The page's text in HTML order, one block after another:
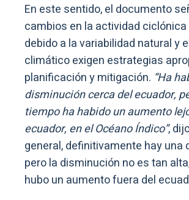
En este sentido, el documento
cambios en la actividad
debido a la variabilidad natural y
climático exigen estrategias
planificación y mitigación. “Ha
disminución cerca del ecuador,
tiempo ha habido un aumento
ecuador, en el Océano Índico”,
general, definitivamente hay una
pero la disminución no es tan
hubo un aumento fuera del